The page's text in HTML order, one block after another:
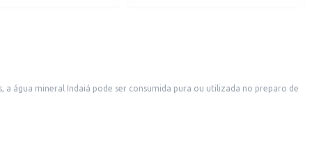
a água mineral Indaiá pode ser consumida pura ou utilizada no preparo de